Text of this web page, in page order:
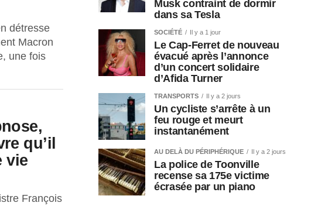
détresse
Macron
une fois
qu’il
vie
François
Musk contraint de dormir
dans sa Tesla
SOCIÉTÉ Il y a 1 jour
Le Cap-Ferret de nouveau
évacué après l’annonce
d’un concert solidaire
d’Afida Turner
TRANSPORTS Il y a 2 jours
Un cycliste s’arrête à un
feu rouge et meurt
instantanément
AU DELÀ DU PÉRIPHÉRIQUE Il y a 2 jours
La police de Toonville
recense sa 175e victime
écrasée par un piano